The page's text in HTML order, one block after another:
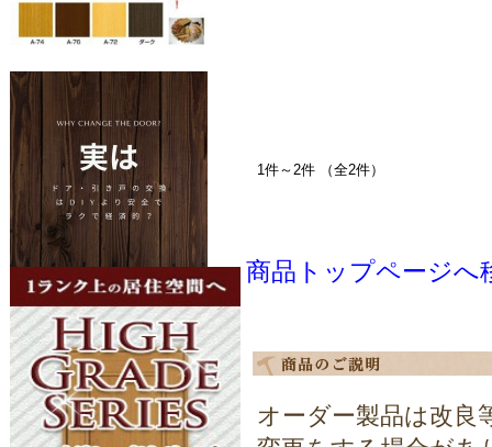
1件～2件 （全2件）
商品トップページへ
オーダー製品は改良